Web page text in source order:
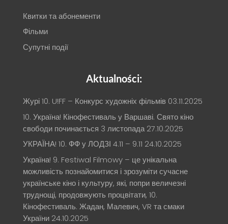
Квитки та абонементи
Фільми
Супутні події
Aktualności:
Журі 10. U!FF – Конкурс художніх фільмів 03.11.2025
10. Україна! Кінофестиваль у Варшаві. Свято кіно
свободи починається 3 листопада 27.10.2025
УКРАЇНА! 10. ФФ у ЛОДЗІ 4.11 – 9.11 24.10.2025
Україна! 9. Festiwal Filmowy – це унікальна
можливість познайомитися і зрозуміти сучасне
українське кіно і культуру, які, попри величезні
труднощі, продовжують процвітати, 10.
Кінофестиваль. Жадан, Малевич, VR та смаки
України 24.10.2025